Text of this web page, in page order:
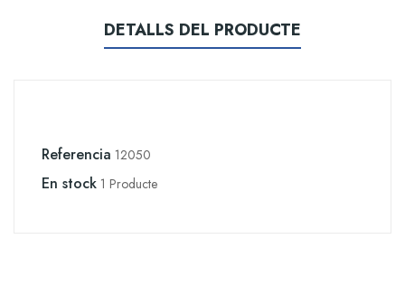
DETALLS DEL PRODUCTE
Referencia 12050
En stock 1 Producte